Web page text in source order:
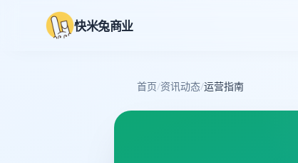
快米兔商业
首页/资讯动态/运营指南